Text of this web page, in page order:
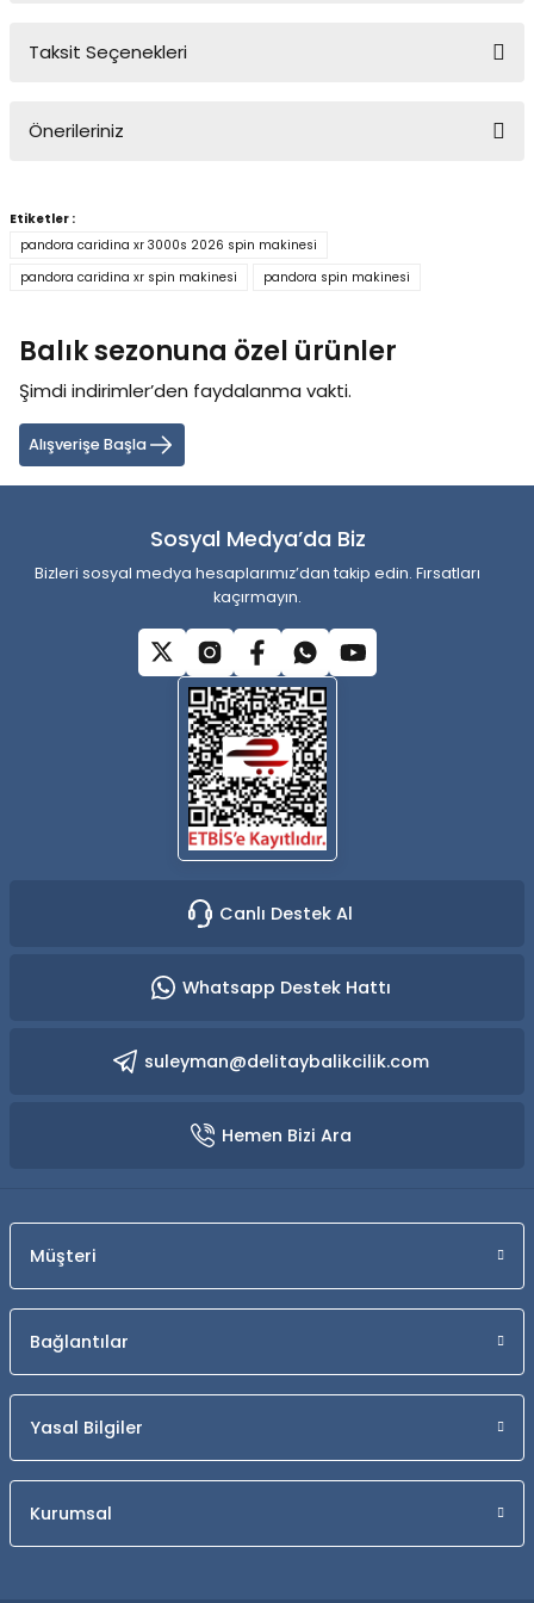
Taksit Seçenekleri
Önerileriniz
konularda yetersiz gördüğünüz noktaları öneri formunu kullanarak
Görüş ve önerileriniz için teşekkür ederiz.
Ürün açıklamasında eksik bilgiler bulunuyor.
Ürün bilgilerinde hatalar bulunuyor.
Bu ürüne benzer farklı alternatifler olmalı.
Gönder
Etiketler :
pandora caridina xr 3000s 2026 spin makinesi
pandora caridina xr spin makinesi
pandora spin makinesi
Balık sezonuna özel ürünler
Şimdi indirimler’den faydalanma vakti.
Alışverişe Başla
Sosyal Medya’da Biz
Bizleri sosyal medya hesaplarımız’dan takip edin. Fırsatları
kaçırmayın.
Canlı Destek Al
Whatsapp Destek Hattı
suleyman@delitaybalikcilik.com
Hemen Bizi Ara
Müşteri
Bağlantılar
Yasal Bilgiler
Kurumsal